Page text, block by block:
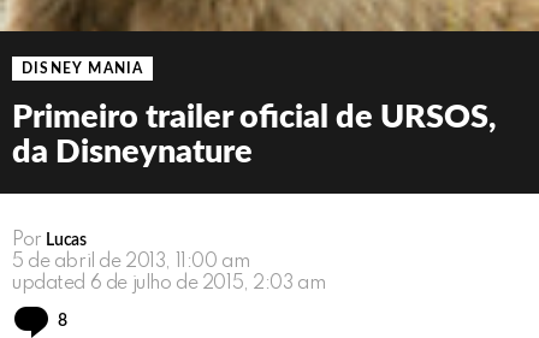
DISNEY MANIA
Primeiro trailer oficial de URSOS,
da Disneynature
Por Lucas
5 de abril de 2013, 11:00 am
updated 6 de julho de 2015, 2:03 am
8